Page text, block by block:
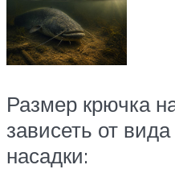
Размер крючка
зависеть от
насадки: